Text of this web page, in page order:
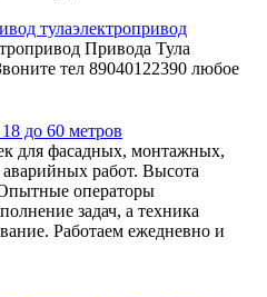
тулаэлектропривод
Привода Тула
тел 89040122390 любое
до 60 метров
для фасадных, монтажных,
работ. Высота
операторы
задач, а техника
Работаем ежедневно и